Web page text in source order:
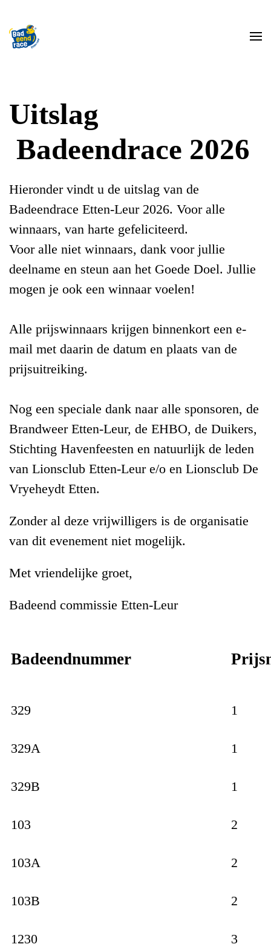
Skip to main content
Uitslag
Badeendrace 2026
Hieronder vindt u de uitslag van de
Badeendrace Etten-Leur 2026. Voor alle
winnaars, van harte gefeliciteerd.
Voor alle niet winnaars, dank voor jullie
deelname en steun aan het Goede Doel. Jullie
mogen je ook een winnaar voelen!
Alle prijswinnaars krijgen binnenkort een e-
mail met daarin de datum en plaats van de
prijsuitreiking.
Nog een speciale dank naar alle sponsoren, de
Brandweer Etten-Leur, de EHBO, de Duikers,
Stichting Havenfeesten en natuurlijk de leden
van Lionsclub Etten-Leur e/o en Lionsclub De
Vryeheydt Etten.
Zonder al deze vrijwilligers is de organisatie
van dit evenement niet mogelijk.
Met vriendelijke groet,
Badeend commissie Etten-Leur
Badeendnummer
329 1
329A 1
329B 1
103 2
103A 2
103B 2
1230 3